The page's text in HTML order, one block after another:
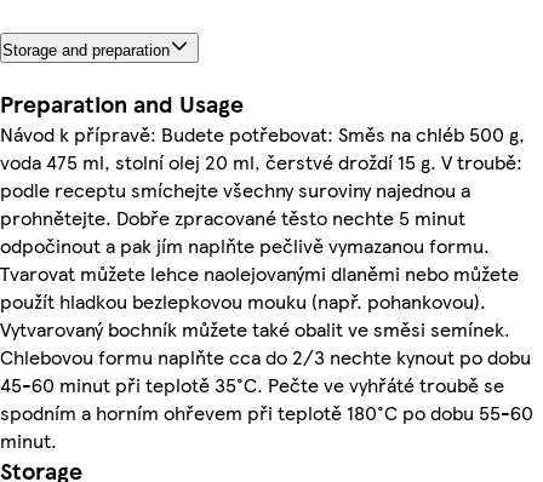
Storage and preparation
Preparation and Usage
Návod k přípravě: Budete potřebovat: Směs na chléb 500 g,
voda 475 ml, stolní olej 20 ml, čerstvé droždí 15 g. V troubě:
podle receptu smíchejte všechny suroviny najednou a
prohnětejte. Dobře zpracované těsto nechte 5 minut
odpočinout a pak jím naplňte pečlivě vymazanou formu.
Tvarovat můžete lehce naolejovanými dlaněmi nebo můžete
použít hladkou bezlepkovou mouku (např. pohankovou).
Vytvarovaný bochník můžete také obalit ve směsi semínek.
Chlebovou formu naplňte cca do 2/3 nechte kynout po dobu
45-60 minut při teplotě 35°C. Pečte ve vyhřáté troubě se
spodním a horním ohřevem při teplotě 180°C po dobu 55-60
minut.
Storage